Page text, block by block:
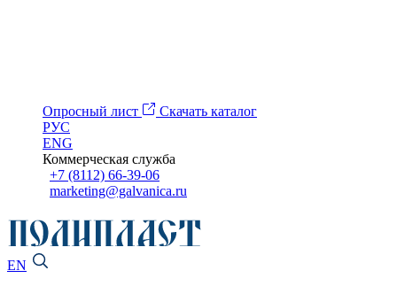
Опросный лист
Скачать каталог
РУС
ENG
Коммерческая служба
+7 (8112) 66-39-06
marketing@galvanica.ru
EN